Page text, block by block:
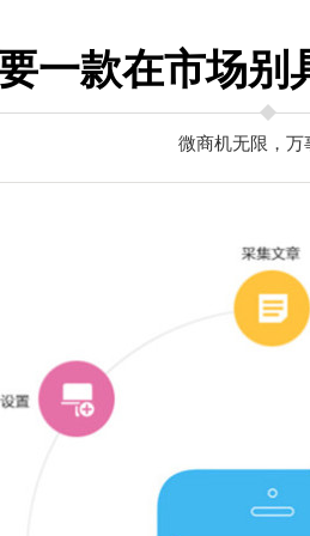
一款在市场别
微商机无限，万